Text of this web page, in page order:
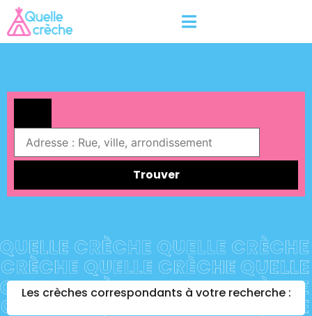
Trouver
Les crèches correspondants à votre recherche :